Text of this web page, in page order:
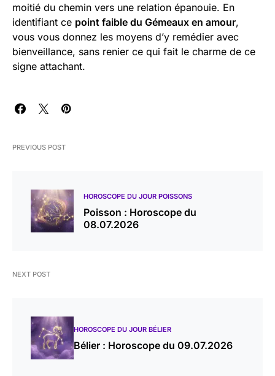
moitié du chemin vers une relation épanouie. En
identifiant ce point faible du Gémeaux en amour,
vous vous donnez les moyens d’y remédier avec
bienveillance, sans renier ce qui fait le charme de ce
signe attachant.
PREVIOUS POST
HOROSCOPE DU JOUR POISSONS
Poisson : Horoscope du
08.07.2026
NEXT POST
HOROSCOPE DU JOUR BÉLIER
Bélier : Horoscope du 09.07.2026